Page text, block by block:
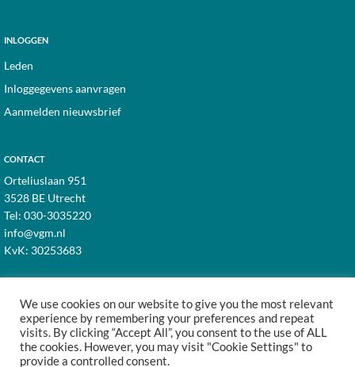
INLOGGEN
Leden
Inloggegevens aanvragen
Aanmelden nieuwsbrief
CONTACT
Orteliuslaan 951
3528 BE Utrecht
Tel: 030-3035220
info@vgm.nl
KvK: 30253683
© 1998–2026 · VGM NL dé branchevereniging voor
vastgoed- en VvE managers ·
Privacy
We use cookies on our website to give you the most relevant
experience by remembering your preferences and repeat
visits. By clicking “Accept All”, you consent to the use of ALL
the cookies. However, you may visit "Cookie Settings" to
provide a controlled consent.